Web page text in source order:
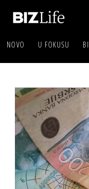
NOVO U FOKUSU